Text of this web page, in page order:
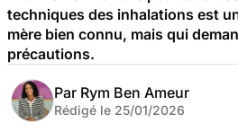
techniques des inhalations est
mère bien connu, mais qui
précautions.
Par Rym Ben Ameur
Rédigé le 25/01/2026